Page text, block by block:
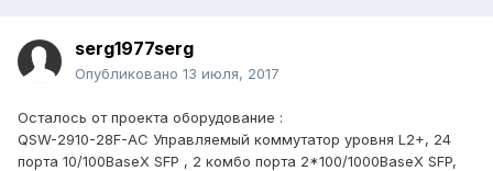
serg1977serg
Опубликовано 13 июля, 2017
Осталось от проекта оборудование :
QSW-2910-28F-AC Управляемый коммутатор уровня L2+, 24
порта 10/100BaseX SFP , 2 комбо порта 2*100/1000BaseX SFP,